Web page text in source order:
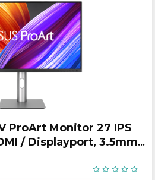
ProArt Monitor 27 IPS
/ Displayport, 3.5mm